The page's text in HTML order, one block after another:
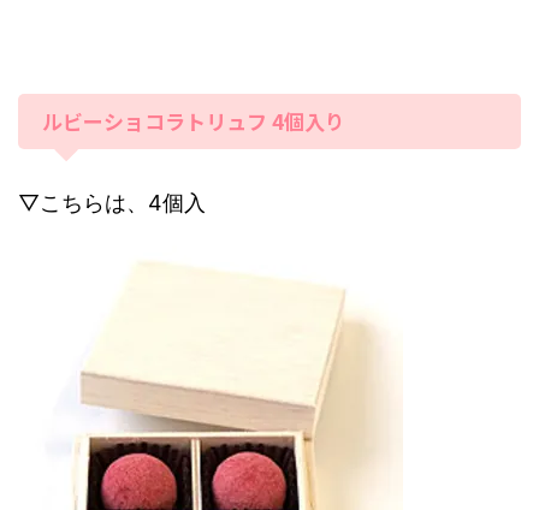
ルビーショコラトリュフ 4個入り
▽こちらは、4個入